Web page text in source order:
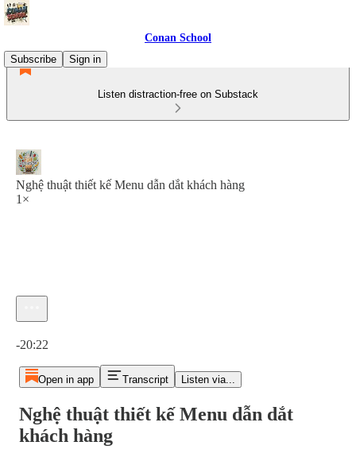
Conan School
Subscribe
Sign in
Listen distraction-free on Substack
Nghệ thuật thiết kế Menu dẫn dắt khách hàng
1×
-20:22
Open in app Transcript Listen via...
Nghệ thuật thiết kế Menu dẫn dắt
khách hàng